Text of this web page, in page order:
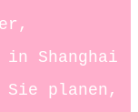
in Shanghai
Sie planen,